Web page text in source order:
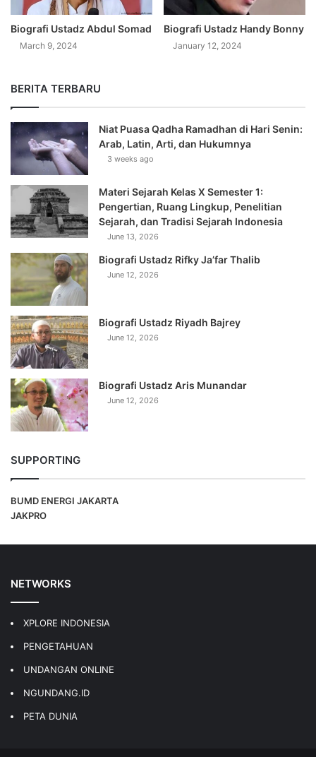
Biografi Ustadz Abdul Somad
March 9, 2024
Biografi Ustadz Handy Bonny
January 12, 2024
BERITA TERBARU
Niat Puasa Qadha Ramadhan di Hari Senin:
Arab, Latin, Arti, dan Hukumnya
3 weeks ago
Materi Sejarah Kelas X Semester 1:
Pengertian, Ruang Lingkup, Penelitian
Sejarah, dan Tradisi Sejarah Indonesia
June 13, 2026
Biografi Ustadz Rifky Ja’far Thalib
June 12, 2026
Biografi Ustadz Riyadh Bajrey
June 12, 2026
Biografi Ustadz Aris Munandar
June 12, 2026
SUPPORTING
BUMD ENERGI JAKARTA
JAKPRO
NETWORKS
XPLORE INDONESIA
PENGETAHUAN
UNDANGAN ONLINE
NGUNDANG.ID
PETA DUNIA